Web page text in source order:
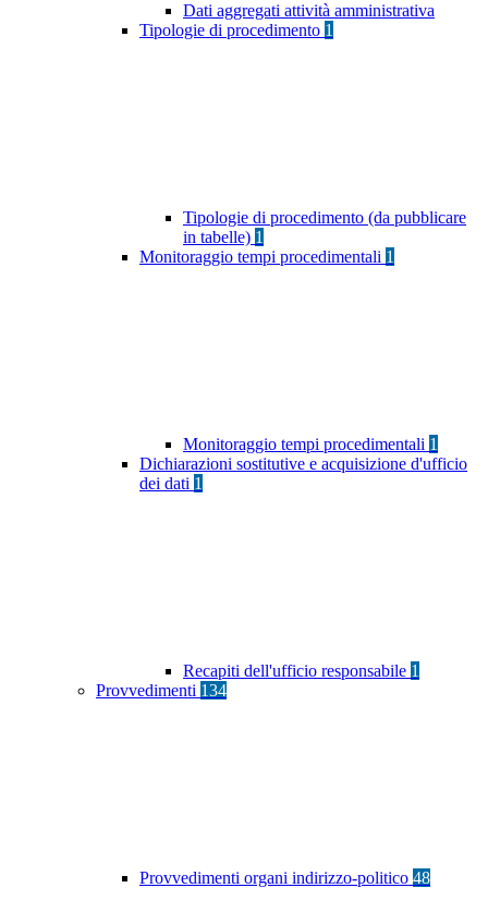
Dati aggregati attività amministrativa
Tipologie di procedimento 1
Tipologie di procedimento (da pubblicare
in tabelle) 1
Monitoraggio tempi procedimentali 1
Monitoraggio tempi procedimentali 1
Dichiarazioni sostitutive e acquisizione d'ufficio
dei dati 1
Recapiti dell'ufficio responsabile 1
Provvedimenti 134
Provvedimenti organi indirizzo-politico 48